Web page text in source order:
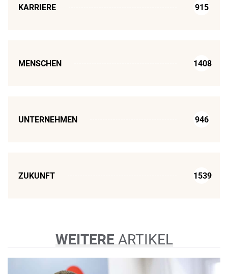
KARRIERE 915
MENSCHEN 1408
UNTERNEHMEN 946
ZUKUNFT 1539
WEITEREARTIKEL